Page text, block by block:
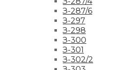
З-287/6
З-297
З-298
З-300
З-301
З-302/2